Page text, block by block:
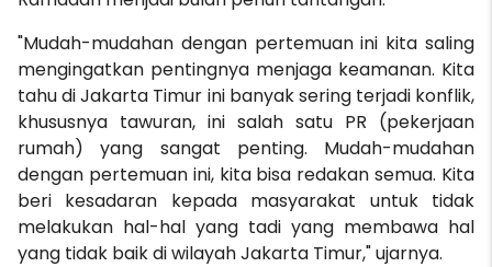
"Mudah-mudahan dengan pertemuan ini kita saling
mengingatkan pentingnya menjaga keamanan. Kita
tahu di Jakarta Timur ini banyak sering terjadi konflik,
khususnya tawuran, ini salah satu PR (pekerjaan
rumah) yang sangat penting. Mudah-mudahan
dengan pertemuan ini, kita bisa redakan semua. Kita
beri kesadaran kepada masyarakat untuk tidak
melakukan hal-hal yang tadi yang membawa hal
yang tidak baik di wilayah Jakarta Timur," ujarnya.